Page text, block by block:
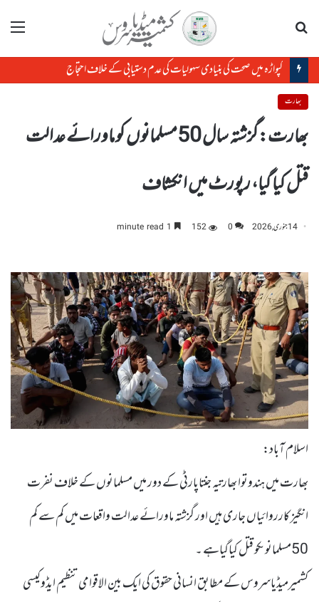
مینو
کپواڑہ میں صحت کی بنیادی سہولیات کی عدم دستیابی کے خلاف احتجاج
بھارت
بھارت:گزشتہ سال 50مسلمانوں کو ماورائے عدالت
قتل کیا گیا، رپورٹ میں انکشاف
14 جنوری, 2026 0
152
اسلام آباد:
بھارت میں ہندوتوا بھارتیہ جنتاپارٹی کے دور میں مسلمانوں کے خلاف نفرت
انگیز کارروائیاں جاری ہیں اور گزشتہ ماورائے عدالت واقعات میں کم سے کم
50مسلمانوںکو قتل کیاگیاہے ۔
کشمیرمیڈیاسروس کے مطابق انسانی حقوق کی ایک بین الاقوامی تنظیم ایڈوکیسی